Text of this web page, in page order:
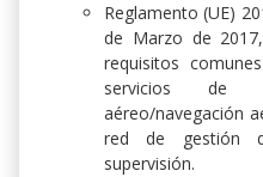
Reglamento (UE)
de Marzo de
requisitos
servicios de
aéreo/navegación
red de gestión
supervisión.